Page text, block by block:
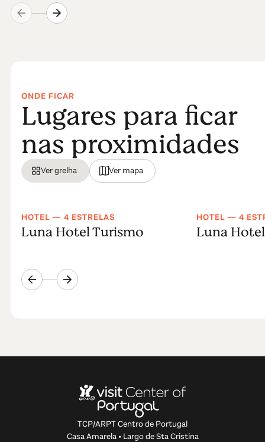
ONDE FICAR
Lugares para ficar
nas proximidades
Ver grelha Ver mapa
HOTEL — 4 ESTRELAS
Luna Hotel Turismo
HOTEL — 4
Luna
TCP/ARPT Centro de Portugal
Casa Amarela • Largo de Sta Cristina